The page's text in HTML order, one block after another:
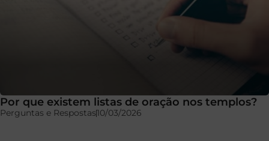
Por que existem listas de oração nos templos?
Perguntas e Respostas10/03/2026